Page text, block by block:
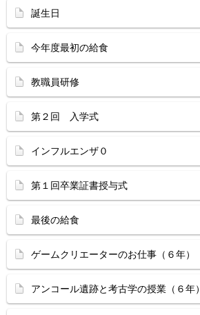
誕生日
今年度最初の給食
教職員研修
第２回 入学式
インフルエンザ０
第１回卒業証書授与式
最後の給食
ゲームクリエーターのお仕事（６年）
アンコール遺跡と考古学の授業（６年）